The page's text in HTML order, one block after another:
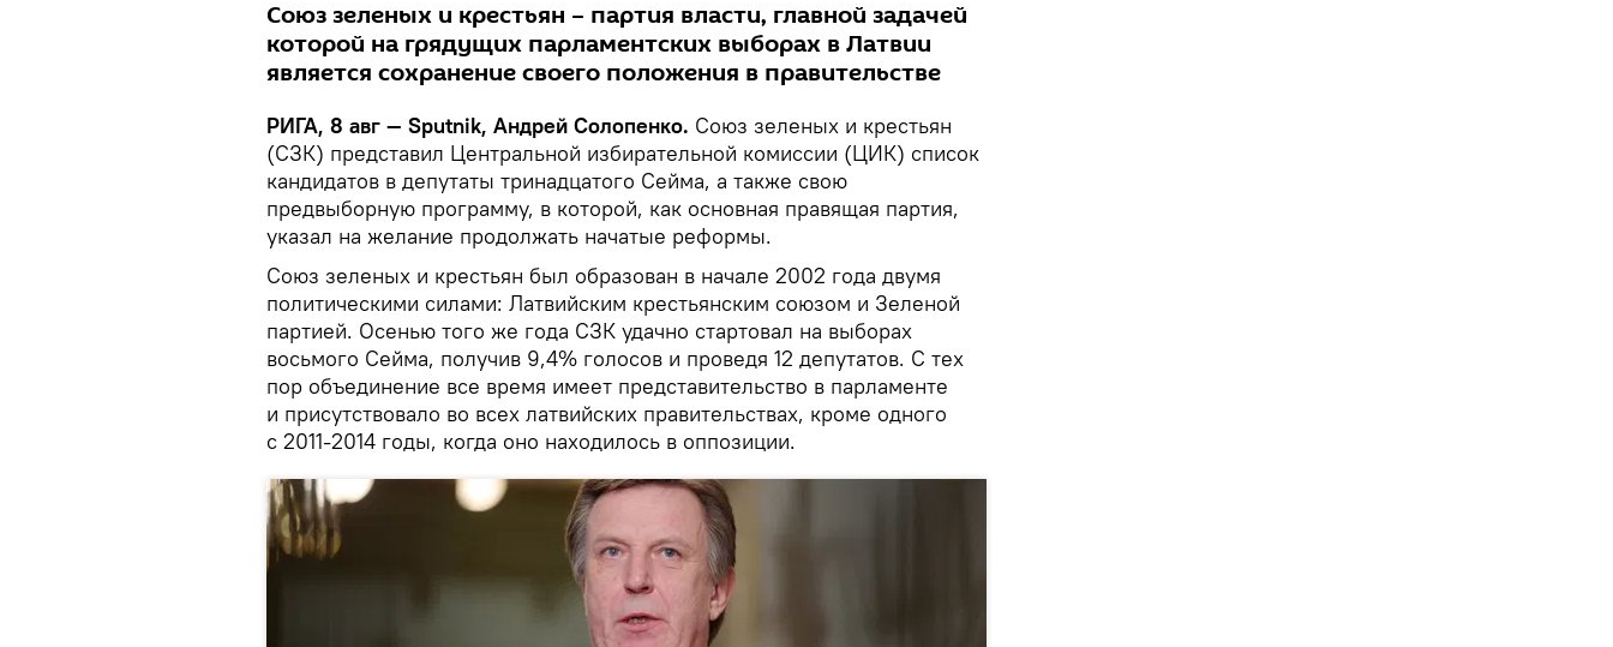
Союз зеленых и крестьян – партия власти, главной задачей
которой на грядущих парламентских выборах в Латвии
является сохранение своего положения в правительстве
РИГА, 8 авг — Sputnik, Андрей Солопенко. Союз зеленых и крестьян
(СЗК) представил Центральной избирательной комиссии (ЦИК) список
кандидатов в депутаты тринадцатого Сейма, а также свою
предвыборную программу, в которой, как основная правящая партия,
указал на желание продолжать начатые реформы.
Союз зеленых и крестьян был образован в начале 2002 года двумя
политическими силами: Латвийским крестьянским союзом и Зеленой
партией. Осенью того же года СЗК удачно стартовал на выборах
восьмого Сейма, получив 9,4% голосов и проведя 12 депутатов. С тех
пор объединение все время имеет представительство в парламенте
и присутствовало во всех латвийских правительствах, кроме одного
с 2011-2014 годы, когда оно находилось в оппозиции.